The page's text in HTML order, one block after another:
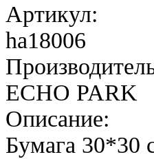
Артикул:
ha18006
ECHO PARK
Описание:
Бумага 30*30